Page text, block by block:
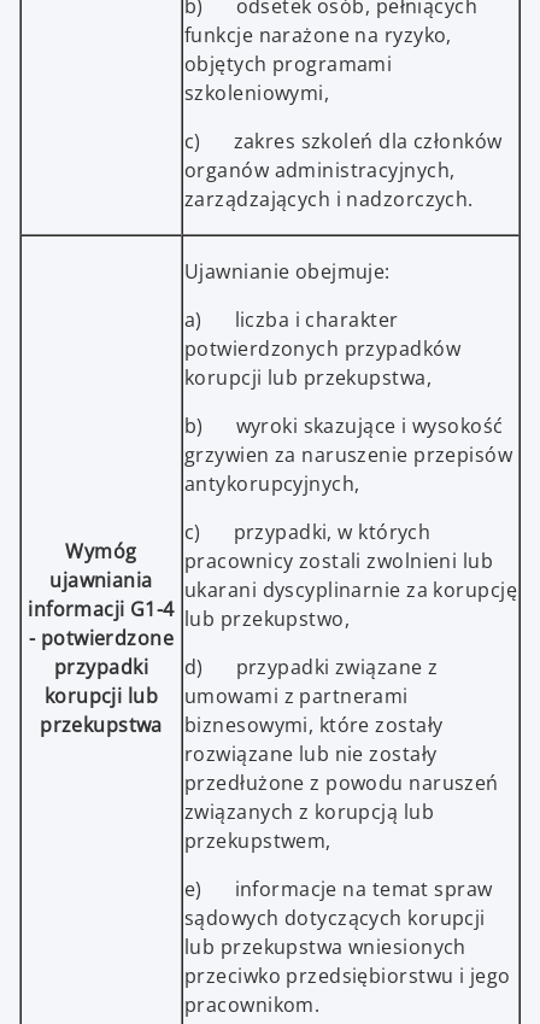
b) odsetek osób, pełniących
funkcje narażone na ryzyko,
objętych programami
szkoleniowymi,
c) zakres szkoleń dla członków
organów administracyjnych,
zarządzających i nadzorczych.
Wymóg
ujawniania
informacji G1-4
- potwierdzone
przypadki
korupcji lub
przekupstwa
Ujawnianie obejmuje:
a) liczba i charakter
potwierdzonych przypadków
korupcji lub przekupstwa,
b) wyroki skazujące i wysokość
grzywien za naruszenie przepisów
antykorupcyjnych,
c) przypadki, w których
pracownicy zostali zwolnieni lub
ukarani dyscyplinarnie za korupcję
lub przekupstwo,
d) przypadki związane z
umowami z partnerami
biznesowymi, które zostały
rozwiązane lub nie zostały
przedłużone z powodu naruszeń
związanych z korupcją lub
przekupstwem,
e) informacje na temat spraw
sądowych dotyczących korupcji
lub przekupstwa wniesionych
przeciwko przedsiębiorstwu i jego
pracownikom.